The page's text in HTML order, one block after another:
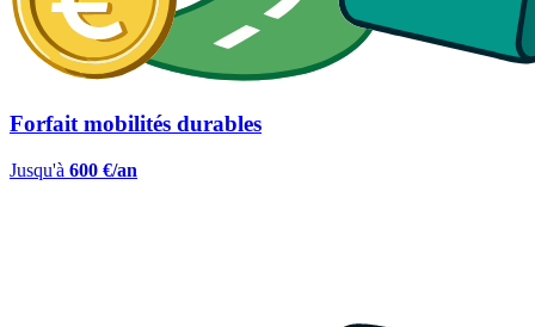
Forfait mobilités durables
Jusqu'à 600 €/an